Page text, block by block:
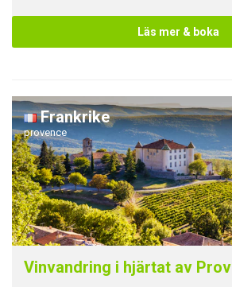
Läs mer & boka
Frankrike
provence
Vinvandring i hjärtat av